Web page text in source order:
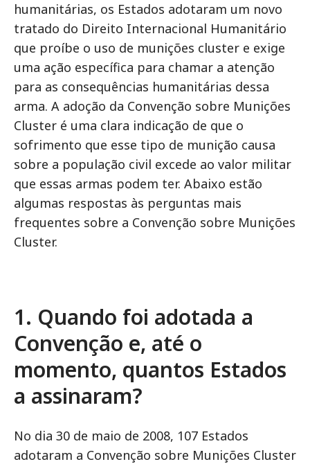
humanitárias, os Estados adotaram um novo
tratado do Direito Internacional Humanitário
que proíbe o uso de munições cluster e exige
uma ação específica para chamar a atenção
para as consequências humanitárias dessa
arma. A adoção da Convenção sobre Munições
Cluster é uma clara indicação de que o
sofrimento que esse tipo de munição causa
sobre a população civil excede ao valor militar
que essas armas podem ter. Abaixo estão
algumas respostas às perguntas mais
frequentes sobre a Convenção sobre Munições
Cluster.
1. Quando foi adotada a
Convenção e, até o
momento, quantos Estados
a assinaram?
No dia 30 de maio de 2008, 107 Estados
adotaram a Convenção sobre Munições Cluster